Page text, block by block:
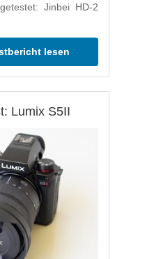
Jinbei HD-2
lesen
Lumix S5II